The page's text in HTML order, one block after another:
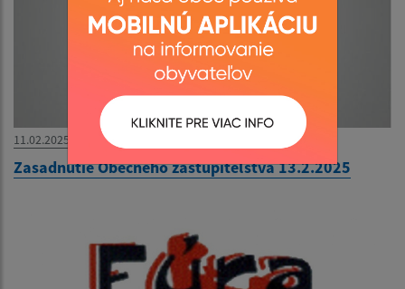
11.02.2025
Zasadnutie Obecného zastupiteľstva 13.2.2025